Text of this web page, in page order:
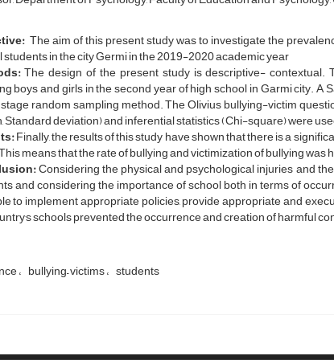
The aim of this present study was to investigate the
in the city Germi in the 2019-2020 academic year
The design of the present study is descriptive- contextual.
boys and girls in the second year of high school in Garmi city.
random sampling method. The Olivius bullying-­victim
Standard deviation) and inferential statistics (Chi-square) were
Finally, the results of this study have shown that there is a
means that the rate of bullying and victimization of bullying was
Considering the physical and psychological injuries and
and considering the importance of school both in terms of
to implement appropriate policies, provide appropriate and
,s schools prevented the occurrence and creation of harmful
bullying– victims students